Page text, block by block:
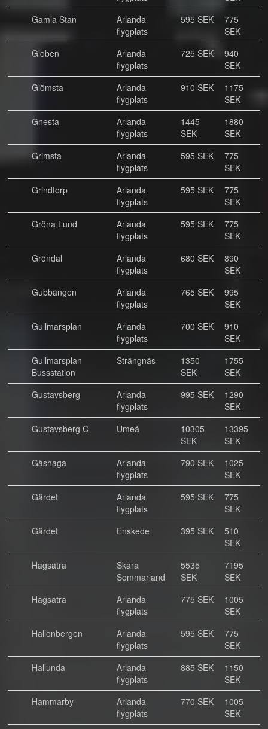
Gamla Stan
Arlanda
flygplats
595 SEK
775
SEK
Globen
Arlanda
flygplats
725 SEK
940
SEK
Glömsta
Arlanda
flygplats
910 SEK
1175
SEK
Gnesta
Arlanda
flygplats
1445
SEK
1880
SEK
Grimsta
Arlanda
flygplats
595 SEK
775
SEK
Grindtorp
Arlanda
flygplats
595 SEK
775
SEK
Gröna Lund
Arlanda
flygplats
595 SEK
775
SEK
Gröndal
Arlanda
flygplats
680 SEK
890
SEK
Gubbängen
Arlanda
flygplats
765 SEK
995
SEK
Gullmarsplan
Arlanda
flygplats
700 SEK
910
SEK
Gullmarsplan
Bussstation
Strängnäs
1350
SEK
1755
SEK
Gustavsberg
Arlanda
flygplats
995 SEK
1290
SEK
Gustavsberg C
Umeå
10305
SEK
13395
SEK
Gåshaga
Arlanda
flygplats
790 SEK
1025
SEK
Gärdet
Arlanda
flygplats
595 SEK
775
SEK
Gärdet
Enskede 395 SEK
510
SEK
Hagsätra
Skara
Sommarland
5535
SEK
7195
SEK
Hagsätra
Arlanda
flygplats
775 SEK
1005
SEK
Hallonbergen
Arlanda
flygplats
595 SEK
775
SEK
Hallunda
Arlanda
flygplats
885 SEK
1150
SEK
Hammarby
Arlanda
flygplats
770 SEK
1005
SEK